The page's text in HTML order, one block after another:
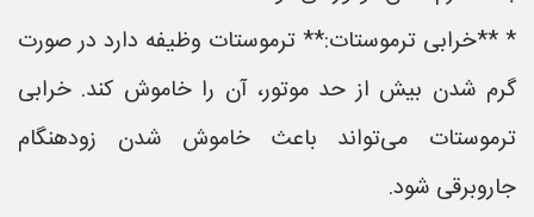
* **خرابی ترموستات:** ترموستات وظیفه دارد در صورت
گرم شدن بیش از حد موتور، آن را خاموش کند. خرابی
ترموستات می‌تواند باعث خاموش شدن زودهنگام
جاروبرقی شود.